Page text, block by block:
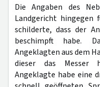
Die Angaben des
Landgericht hingegen
schilderte, dass der
beschimpft habe.
Angeklagten aus dem
dieser das Messer
Angeklagte habe eine